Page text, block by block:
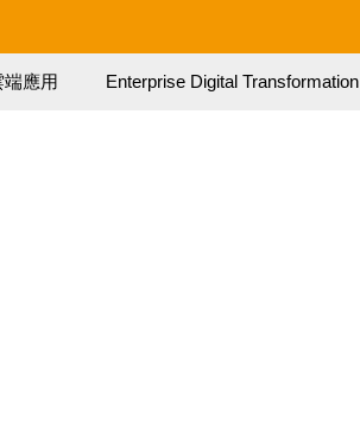
應用 Enterprise Digital Transformation